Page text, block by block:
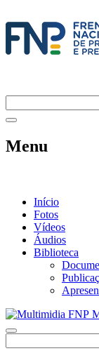
Menu
Início
Fotos
Vídeos
Áudios
Biblioteca